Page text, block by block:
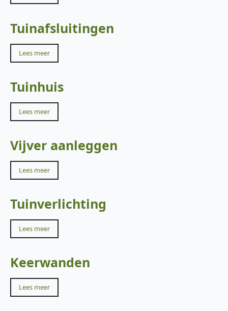
Tuinafsluitingen
Lees meer
Tuinhuis
Lees meer
Vijver aanleggen
Lees meer
Tuinverlichting
Lees meer
Keerwanden
Lees meer